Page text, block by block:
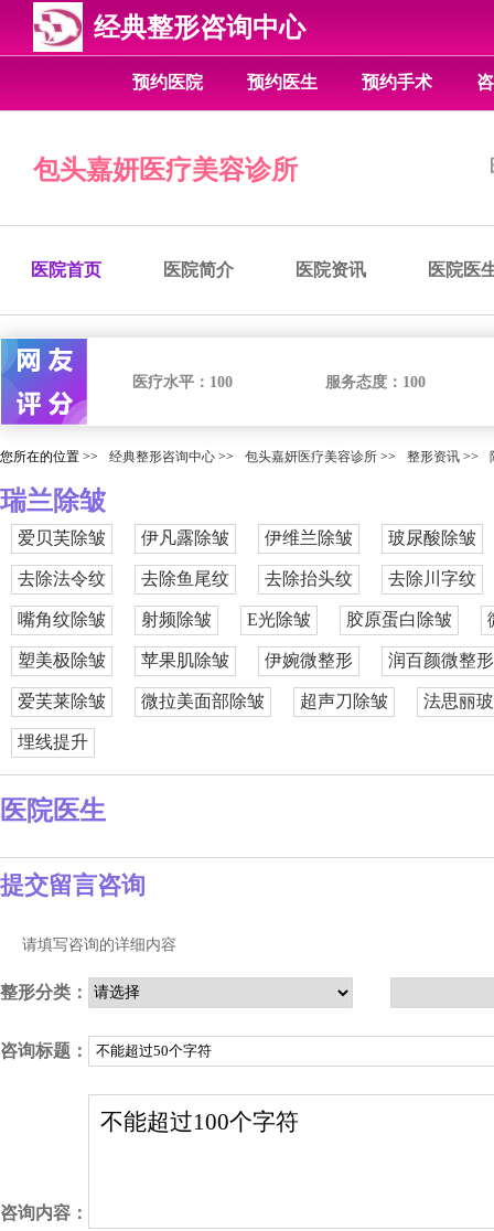
经典整形咨询中心
预约医院 预约医生 预约手术
包头嘉妍医疗美容诊所
医院首页 医院简介 医院资讯 医院医
医疗水平： 100 服务态度： 100
您所在的位置 >> 经典整形咨询中心 >> 包头嘉妍医疗美容诊所 >> 整形资讯 >>
瑞兰除皱
爱贝芙除皱 伊凡露除皱 伊维兰除皱 玻尿酸除皱
去除法令纹 去除鱼尾纹 去除抬头纹 去除川字纹
嘴角纹除皱 射频除皱 E光除皱 胶原蛋白除皱
塑美极除皱 苹果肌除皱 伊婉微整形 润百颜微整形
爱芙莱除皱 微拉美面部除皱 超声刀除皱 法思丽
埋线提升
医院医生
提交留言咨询
请填写咨询的详细内容
整形分类：
咨询标题：
咨询内容：